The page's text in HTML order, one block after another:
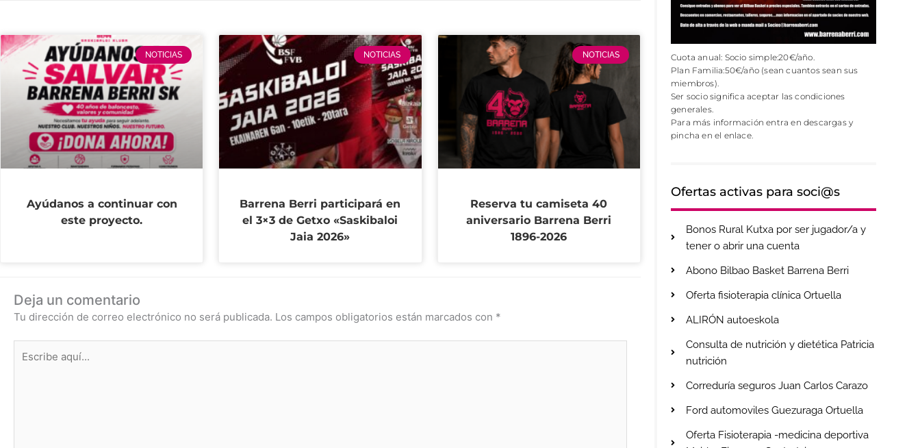
NOTICIAS
Ayúdanos a continuar con
este proyecto.
NOTICIAS
Barrena Berri participará en
el 3×3 de Getxo «Saskibaloi
Jaia 2026»
NOTICIAS
Reserva tu camiseta 40
aniversario Barrena Berri
1896-2026
Deja un comentario
Tu dirección de correo electrónico no será publicada. Los campos obligatorios están marcados con *
aquí...
Cuota anual: Socio simple:20€/año.
Plan Familia:50€/año (sean cuantos sean sus
miembros).
Ser socio significa aceptar las condiciones
generales.
Para más información entra en descargas y
pincha en el enlace.
Ofertas activas para soci@s
Bonos Rural Kutxa por ser jugador/a y
tener o abrir una cuenta
Abono Bilbao Basket Barrena Berri
Oferta fisioterapia clínica Ortuella
ALIRÓN autoeskola
Consulta de nutrición y dietética Patricia
nutrición
Correduría seguros Juan Carlos Carazo
Ford automoviles Guezuraga Ortuella
Oferta Fisioterapia -medicina deportiva